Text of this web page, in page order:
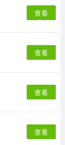
查看
查看
查看
查看